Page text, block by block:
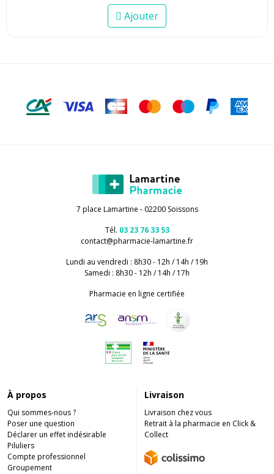
Ajouter
7 place Lamartine - 02200 Soissons
Tél. 03 23 76 33 53
contact@pharmacie-lamartine.fr
Lundi au vendredi : 8h30 - 12h / 14h / 19h
Samedi : 8h30 - 12h / 14h / 17h
Pharmacie en ligne certifiée
À propos
Qui sommes-nous ?
Poser une question
Déclarer un effet indésirable
Piluliers
Compte professionnel
Groupement
Livraison
Livraison chez vous
Retrait à la pharmacie en Click &
Collect